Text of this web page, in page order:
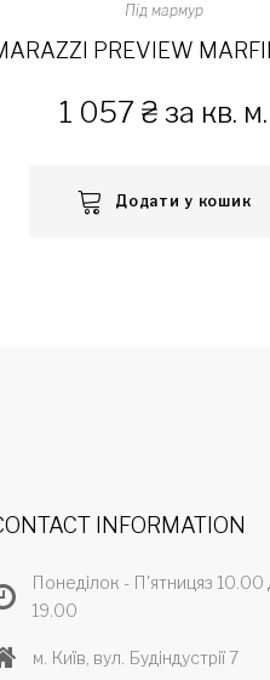
Під мармур
1 057 ₴ за кв. м.
Додати у кошик
INFORMATION
Понеділок - П'ятницяз 10.00
19.00
м. Київ, вул. Будіндустрії 7